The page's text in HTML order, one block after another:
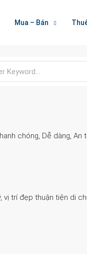
Mua – Bán
chóng, Dễ dàng, An
vị trí đẹp thuận tiện di